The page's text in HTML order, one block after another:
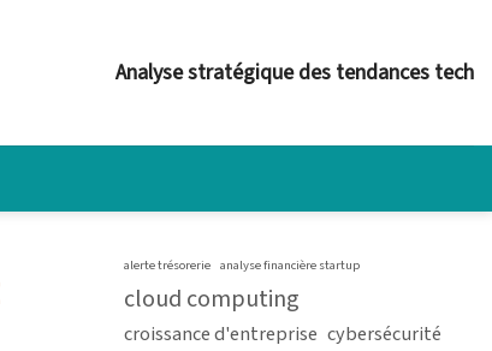
Analyse stratégique des tendances tech
alerte trésorerie analyse financière startup
cloud computing
croissance d'entreprise cybersécurité